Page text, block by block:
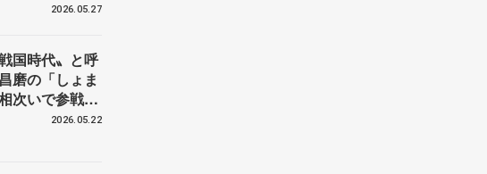
2026.05.27
国時代〟と呼
磨の「しょま
相次いで参戦
2026.05.22